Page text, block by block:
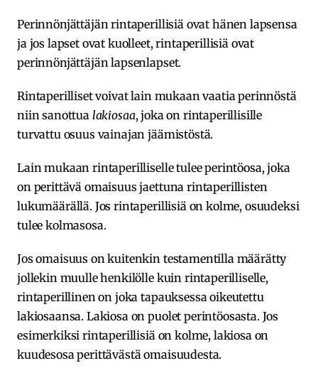
Perinnönjättäjän rintaperillisiä ovat hänen lapsensa
ja jos lapset ovat kuolleet, rintaperillisiä ovat
perinnönjättäjän lapsenlapset.
Rintaperilliset voivat lain mukaan vaatia perinnöstä
niin sanottua lakiosaa, joka on rintaperillisille
turvattu osuus vainajan jäämistöstä.
Lain mukaan rintaperilliselle tulee perintöosa, joka
on perittävä omaisuus jaettuna rintaperillisten
lukumäärällä. Jos rintaperillisiä on kolme, osuudeksi
tulee kolmasosa.
Jos omaisuus on kuitenkin testamentilla määrätty
jollekin muulle henkilölle kuin rintaperilliselle,
rintaperillinen on joka tapauksessa oikeutettu
lakiosaansa. Lakiosa on puolet perintöosasta. Jos
esimerkiksi rintaperillisiä on kolme, lakiosa on
kuudesosa perittävästä omaisuudesta.